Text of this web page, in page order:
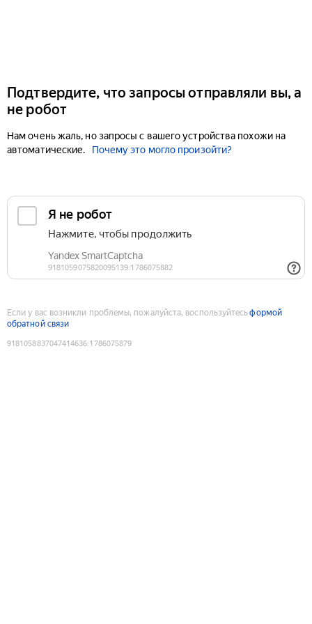
Подтвердите, что запросы отправляли вы, а
не робот
Нам очень жаль, но запросы с вашего устройства похожи на
автоматические.
Почему это могло произойти?
Если у вас возникли проблемы, пожалуйста, воспользуйтесьформой
обратной связи
9181058837047414636:1786075879